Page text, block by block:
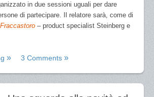
in due sessioni uguali per dare
di partecipare. Il re latore sarà, come di
– product specialist Steinberg e
3 Comments